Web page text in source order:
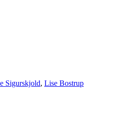
Sigurskjold, Lise Bostrup